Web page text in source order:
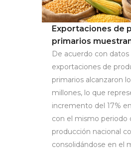
Exportaciones de
primarios
De acuerdo con datos
exportaciones de
primarios alcanzaron
millones, lo que
incremento del 17%
con el mismo periodo
producción nacional
consolidándose en el